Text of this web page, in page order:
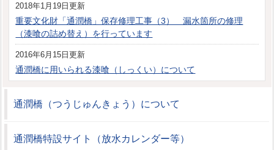
2018年1月19日更新
重要文化財「通潤橋」保存修理工事（3） 漏水箇所の修理
（漆喰の詰め替え）を行っています
2016年6月15日更新
通潤橋に用いられる漆喰（しっくい）について
通潤橋（つうじゅんきょう）について
通潤橋特設サイト（放水カレンダー等）